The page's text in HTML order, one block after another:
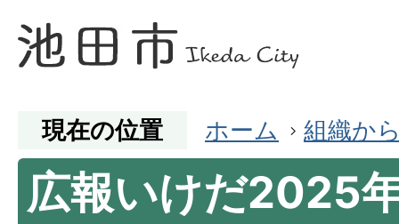
現在の位置 ホーム 組織か
広報いけだ2025